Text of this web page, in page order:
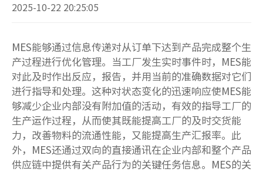
2025-10-22 20:25:05
MES能够通过信息传递对从订单下达到产品完成整个生
产过程进行优化管理。当工厂发生实时事件时，MES能
对此及时作出反应，报告，并用当前的准确数据对它们
进行指导和处理。这种对状态变化的迅速响应使MES能
够减少企业内部没有附加值的活动，有效的指导工厂的
生产运作过程，从而使其既能提高工厂的及时交货能
力，改善物料的流通性能，又能提高生产汇报率。此
外，MES还通过双向的直接通讯在企业内部和整个产品
供应链中提供有关产品行为的关键任务信息。MES的关